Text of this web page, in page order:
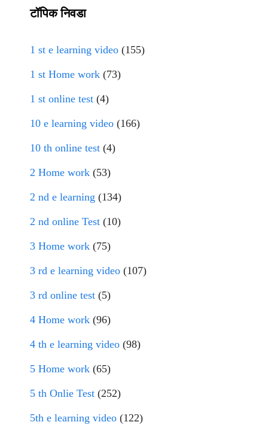
टॉपिक निवडा
1 st e learning video (155)
1 st Home work (73)
1 st online test (4)
10 e learning video (166)
10 th online test (4)
2 Home work (53)
2 nd e learning (134)
2 nd online Test (10)
3 Home work (75)
3 rd e learning video (107)
3 rd online test (5)
4 Home work (96)
4 th e learning video (98)
5 Home work (65)
5 th Onlie Test (252)
5th e learning video (122)